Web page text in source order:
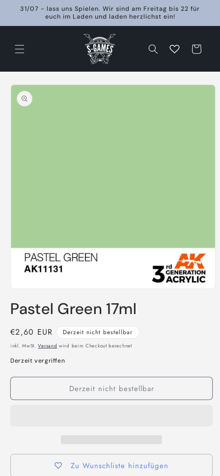
zum
31/07 - lass uns Spielen. Wir sind am Freitag bis 22 für
euch im Laden und laden herzlichst ein!
Warenkorb
in
Modal
Pastel Green 17ml
Normaler
Preis
€2,60 EUR Derzeit nicht bestellbar
inkl. MwSt.Versand wird beim Checkout berechnet
Derzeit vergriffen
Derzeit nicht bestellbar
Zu Wunschliste hinzufügen